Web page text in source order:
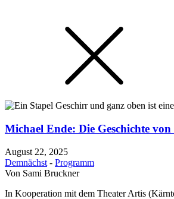
Michael Ende: Die Geschichte
August 22, 2025
Demnächst - Programm
Von Sami Bruckner
In Kooperation mit dem Theater Artis